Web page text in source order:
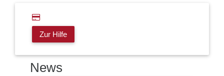
Zur Hilfe
News